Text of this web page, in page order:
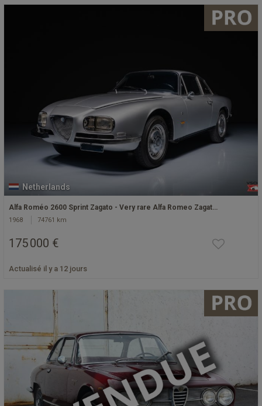
Netherlands
Alfa Roméo 2600 Sprint Zagato - Very rare Alfa Romeo Zagat…
1968 74761 km
175 000 €
Actualisé il y a 12 jours